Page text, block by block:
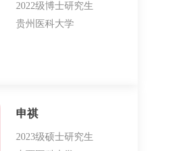
​2022级博士研究生
贵州医科大学
申祺
2023级硕士研究生